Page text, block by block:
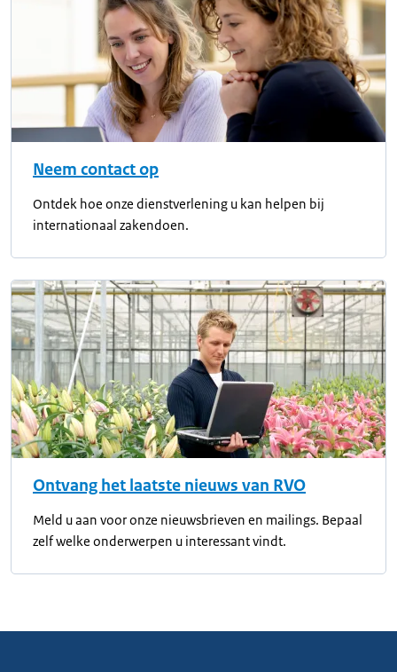
Neem contact op
Ontdek hoe onze dienstverlening u kan helpen bij
internationaal zakendoen.
Ontvang het laatste nieuws van RVO
Meld u aan voor onze nieuwsbrieven en mailings. Bepaal
zelf welke onderwerpen u interessant vindt.